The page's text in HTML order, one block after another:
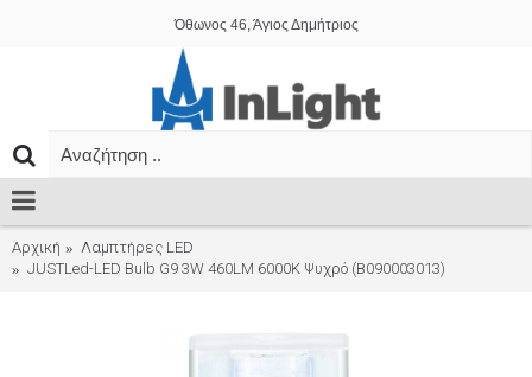
Όθωνος 46, Άγιος Δημήτριος
Αρχική
Λαμπτήρες LED
JUSTLed-LED Bulb G9 3W 460LM 6000K Ψυχρό (B090003013)